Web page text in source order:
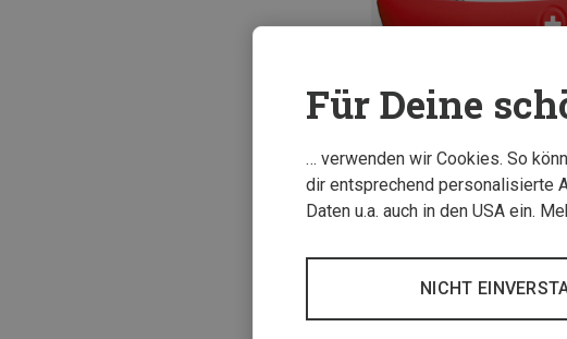
Schweizer Messer D04
49,95 €
Für Deine
… verwenden wir Cookies. So
dir entsprechend personalisierte
Daten u.a. auch in den USA ein.
NICHT